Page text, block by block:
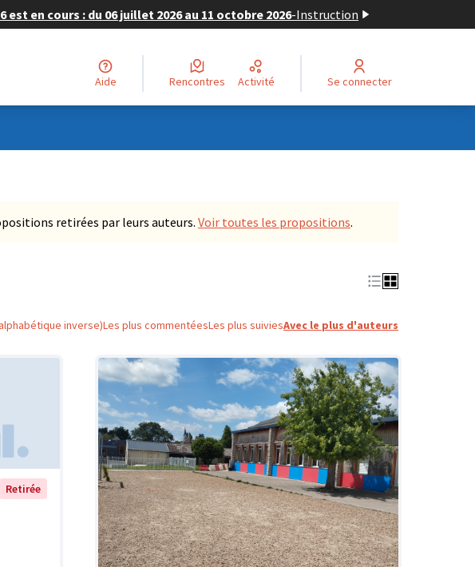
en cours : du 06 juillet 2026 au 11 octobre 2026-Instruction
Aide Rencontres Activité Se connecter
retirées par leurs auteurs. Voir toutes les propositions.
inverse)Les plus commentéesLes plus suiviesAvec le plus d'auteurs
Retirée